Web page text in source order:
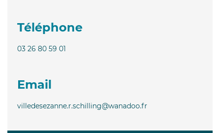
Téléphone
03 26 80 59 01
Email
villedesezanne.r.schilling@wanadoo.fr